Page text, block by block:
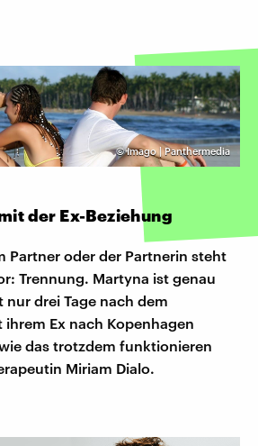
©Imago | Panthermedia
der Ex-Beziehung
Partner oder der Partnerin steht
Trennung. Martyna ist genau
nur drei Tage nach dem
ihrem Ex nach Kopenhagen
das trotzdem funktionieren
Miriam Dialo.